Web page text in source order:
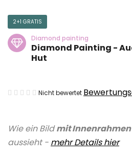
Wie ein Bildmit Innenrahmen
aussieht - mehr Details hier
2+1 GRATIS
Diamond painting
Diamond Painting -
Hut
Die
ist
0,0
Nicht bewertet